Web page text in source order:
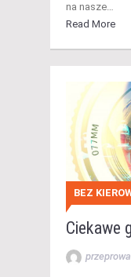
na nasze…
Read More
BEZ
Ciekawe